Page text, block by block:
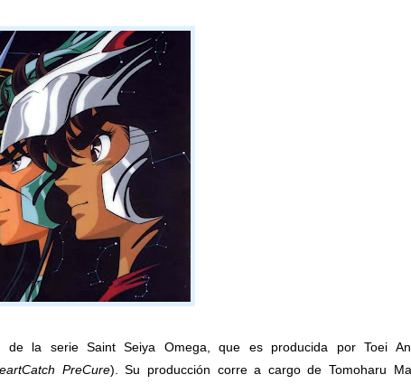
la serie Saint Seiya Omega, que es producida por Toei
PreCure). Su producción corre a cargo de Tomoharu